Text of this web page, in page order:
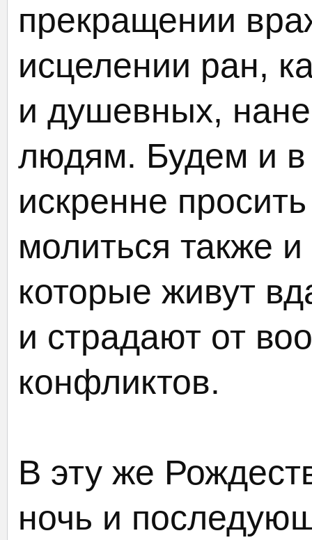
прекращении
исцелении ран,
и душевных,
людям. Будем и
искренне
молиться также
которые живут
и страдают от
конфликтов.
В эту же
ночь и